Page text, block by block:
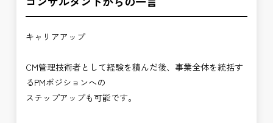
キャリアアップ
CM管理技術者として経験を積んだ後、事業全体を統括す
るPMポジションへの
ステップアップも可能です。